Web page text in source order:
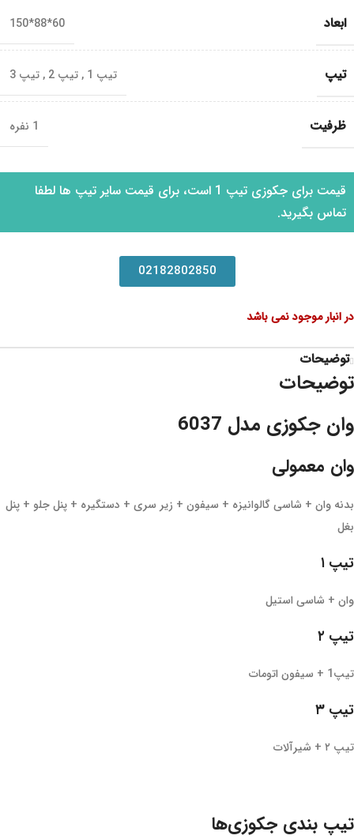
ابعاد 60*88*150
تیپ تیپ 1 ,تیپ 2 ,تیپ 3
ظرفیت 1 نفره
قیمت برای جکوزی تیپ 1 است، برای قیمت سایر تیپ ها لطفا
تماس بگیرید.
02182802850
در انبار موجود نمی باشد
توضیحات
توضیحات
وان جکوزی مدل 6037
وان معمولی
بدنه وان + شاسی گالوانیزه + سیفون + زیر سری + دستگیره + پنل جلو + پنل
بغل
تیپ ۱
وان + شاسی استیل
تیپ ۲
تیپ1 + سیفون اتومات
تیپ ۳
تیپ ۲ + شیرآلات
تیپ بندی جکوزی‌ها